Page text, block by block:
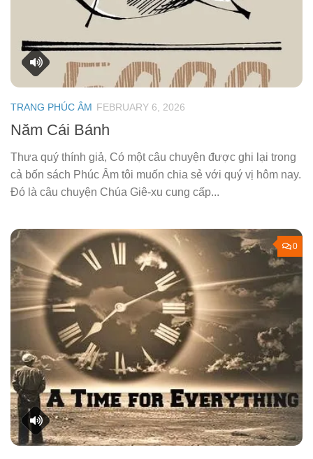
TRANG PHÚC ÂM FEBRUARY 6, 2026
Năm Cái Bánh
Thưa quý thính giả, Có một câu chuyện được ghi lại trong
cả bốn sách Phúc Âm tôi muốn chia sẻ với quý vị hôm nay.
Đó là câu chuyện Chúa Giê-xu cung cấp...
0